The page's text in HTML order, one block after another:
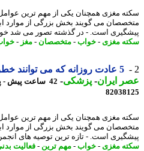
مغزی همچنان یکی از مهم ترین عوامل
می گویند بخش بزرگی از موارد ابتلا
است. - در گذشته تصور می شد خواب
مغزی- خواب- متخصصان-مغز-خواب
5 عادت روزانه که می توانند خطر سکته مغزی را کاهش دهند
ایران- پزشکی-42 ساعت پیش - پنجشنبه 15 مرداد 1405، 21:35
مغزی همچنان یکی از مهم ترین عوامل
می گویند بخش بزرگی از موارد ابتلا
است. - تازه ترین توصیه های انجمن
مغزی- خواب- مهم ترین- فعالیت بدنی-